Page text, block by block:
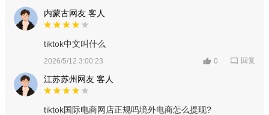
内蒙古网友 客人
tiktok中文叫什么
2026/5/12 3:00:23 0 回复
江苏苏州网友 客人
tiktok国际电商网店正规吗境外电商怎么提现?